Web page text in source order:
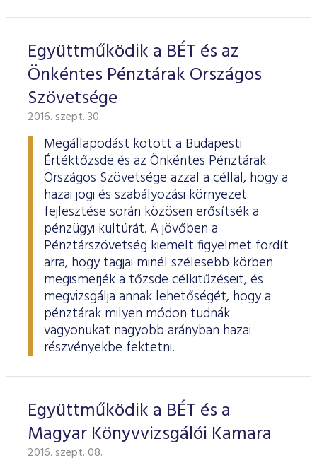
Együttműködik a BÉT és az
Önkéntes Pénztárak Országos
Szövetsége
2016. szept. 30.
Megállapodást kötött a Budapesti
Értéktőzsde és az Önkéntes Pénztárak
Országos Szövetsége azzal a céllal, hogy a
hazai jogi és szabályozási környezet
fejlesztése során közösen erősítsék a
pénzügyi kultúrát. A jövőben a
Pénztárszövetség kiemelt figyelmet fordít
arra, hogy tagjai minél szélesebb körben
megismerjék a tőzsde célkitűzéseit, és
megvizsgálja annak lehetőségét, hogy a
pénztárak milyen módon tudnák
vagyonukat nagyobb arányban hazai
részvényekbe fektetni.
Együttműködik a BÉT és a
Magyar Könyvvizsgálói Kamara
2016. szept. 08.